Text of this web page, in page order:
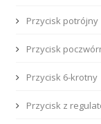
Przycisk potrójny
Przycisk
Przycisk 6-krotny
Przycisk z